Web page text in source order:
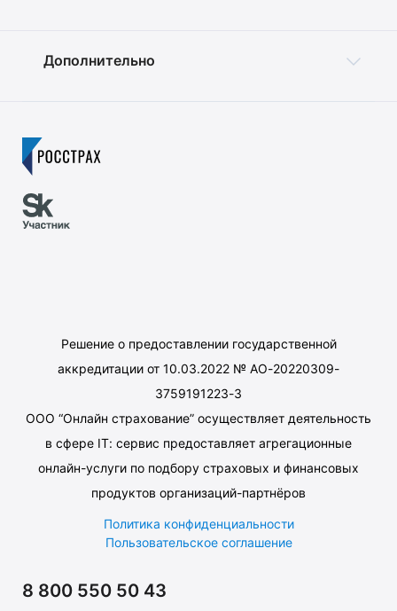
Дополнительно
Решение о предоставлении государственной
аккредитации от 10.03.2022 № АО-20220309-
3759191223-3
ООО “Онлайн страхование” осуществляет деятельность
в сфере IT: сервис предоставляет агрегационные
онлайн-услуги по подбору страховых и финансовых
продуктов организаций-партнёров
Политика конфиденциальности
Пользовательское соглашение
8 800 550 50 43